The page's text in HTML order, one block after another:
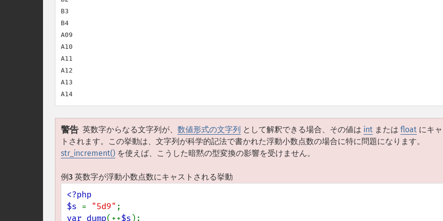
B3
B4
A09
A10
A11
A12
A13
警告 英数字からなる文字列が、 数値形式の文字列 として解釈できる場合、その値は int または float にキ
トされます。この挙動は、文字列が科学的記法で書かれた浮動小数点数の場合に特に問題になります。
str_increment() を使えば、こうした暗黙の型変換の影響を受けません。
例3 英数字が浮動小数点数にキャストされる挙動
<?php
$s = "5d9"
var_dump(++$s